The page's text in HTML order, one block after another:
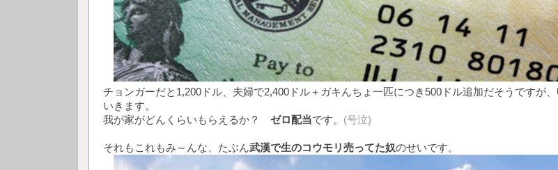
チョンガーだと1,200ドル、夫婦で2,400ドル＋ガキんちょ一匹につき500ドル追加だそうですが
いきます。
我が家がどんくらいもらえるか？ ゼロ配当です。 (号泣)
それもこれもみ～んな、たぶん武漢で生のコウモリ売ってた奴のせいです。